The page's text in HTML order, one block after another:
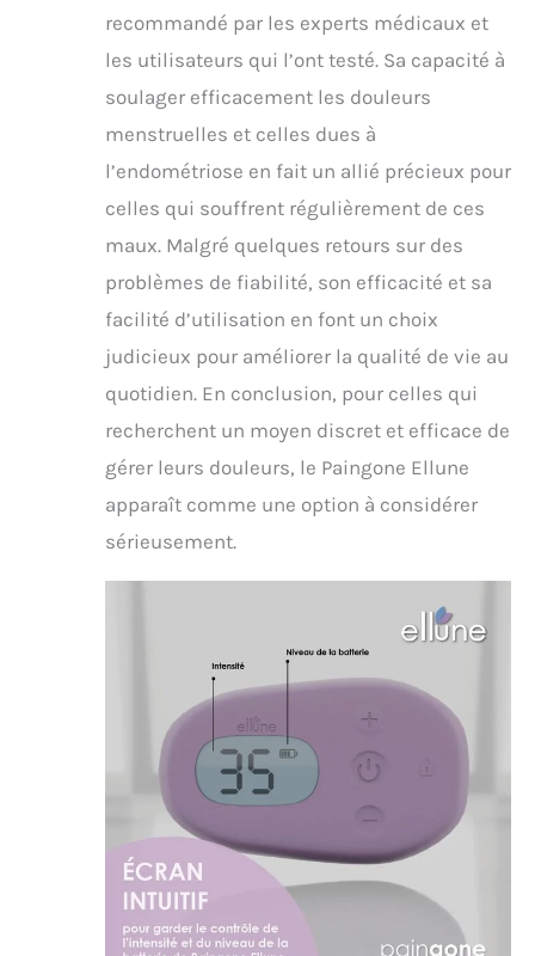
recommandé par les experts médicaux et
les utilisateurs qui l’ont testé. Sa capacité à
soulager efficacement les douleurs
menstruelles et celles dues à
l’endométriose en fait un allié précieux pour
celles qui souffrent régulièrement de ces
maux. Malgré quelques retours sur des
problèmes de fiabilité, son efficacité et sa
facilité d’utilisation en font un choix
judicieux pour améliorer la qualité de vie au
quotidien. En conclusion, pour celles qui
recherchent un moyen discret et efficace de
gérer leurs douleurs, le Paingone Ellune
apparaît comme une option à considérer
sérieusement.